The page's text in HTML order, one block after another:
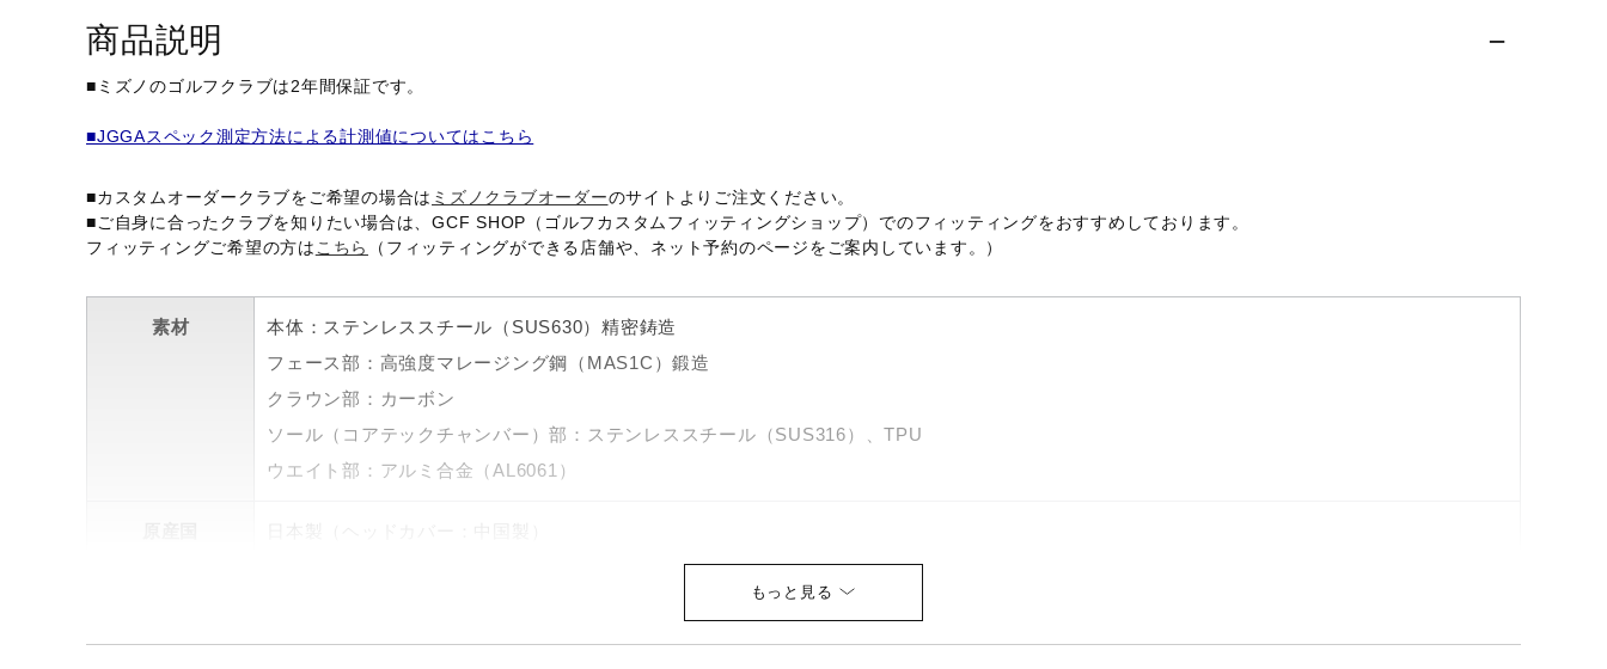
セール
商品説明
■ミズノのゴルフクラブは2年間保証です。
■JGGAスペック測定方法による計測値についてはこちら
■カスタムオーダークラブをご希望の場合は ミズノクラブオーダーのサイトよりご注文ください。
■ご自身に合ったクラブを知りたい場合は、GCF SHOP（ゴルフカスタムフィッティングショップ）でのフィッティングをおすすめしております。
フィッティングご希望の方は こちら （フィッティングができる店舗や、ネット予約のページをご案内しています。）
素材
本体：ステンレススチール（SUS630）精密鋳造
フェース部：高強度マレージング鋼（MAS1C）鍛造
クラウン部：カーボン
ソール（コアテックチャンバー）部：ステンレススチール（SUS316）、TPU
ウエイト部：アルミ合金（AL6061）